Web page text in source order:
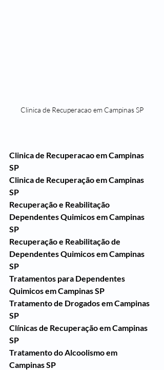
Clinica de Recuperacao em Campinas SP
Clinica de Recuperacao em Campinas
SP
Clinica de Recuperação em Campinas
SP
Recuperação e Reabilitação
Dependentes Quimicos em Campinas
SP
Recuperação e Reabilitação de
Dependentes Quimicos em Campinas
SP
Tratamentos para Dependentes
Quimicos em Campinas SP
Tratamento de Drogados em Campinas
SP
Clínicas de Recuperação em Campinas
SP
Tratamento do Alcoolismo em
Campinas SP